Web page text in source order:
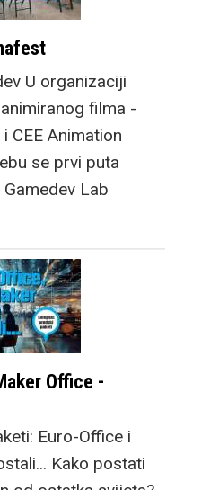
U organizaciji
filma -
CEE Animation
se prvi puta
Lab
Office -
Euro-Office i
Kako postati